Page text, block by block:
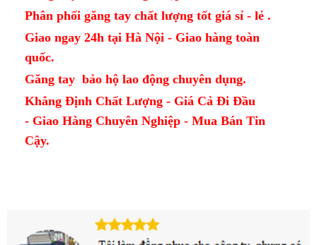
Phân phối găng tay chất lượng tốt giá sỉ - lẻ .
Giao ngay 24h tại Hà Nội - Giao hàng toàn
quốc.
Găng tay bảo hộ lao động chuyên dụng.
Khẳng Định Chất Lượng - Giá Cả Đi Đầu
- Giao Hàng Chuyên Nghiệp - Mua Bán Tin
Cậy.